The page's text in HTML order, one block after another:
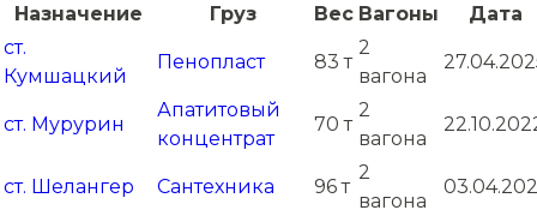
Назначение Груз Вес Вагоны
Дата
ст.
Кумшацкий
Пенопласт 83 т
2
вагона
ст. Мурурин
Апатитовый
концентрат
70 т
2
вагона
ст. Шелангер Сантехника 96 т
2
вагона